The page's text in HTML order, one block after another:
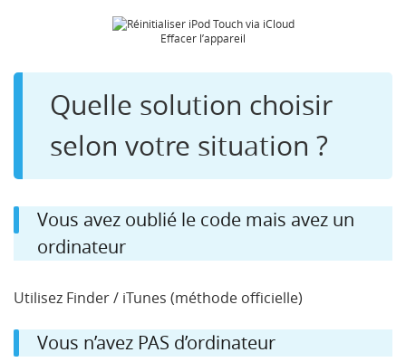
Effacer l’appareil
Quelle solution choisir
selon votre situation ?
Vous avez oublié le code mais avez un
ordinateur
Utilisez Finder / iTunes (méthode officielle)
Vous n’avez PAS d’ordinateur